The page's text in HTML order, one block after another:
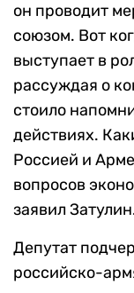
он проводит
союзом. Вот
выступает в
рассуждая о
стоило
действиях.
Россией и
вопросов
заявил
Депутат
российско-